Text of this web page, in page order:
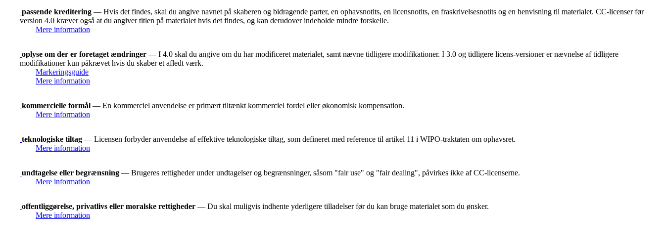
passende kreditering — Hvis det findes, skal du angive navnet på skaberen og bidragende parter, en ophavsnotits, en licensnotits, en fraskrivelsesnotits og en henvisning til materialet. CC-licenser før
version 4.0 kræver også at du angiver titlen på materialet hvis det findes, og kan derudover indeholde mindre forskelle.
Mere information
oplyse om der er foretaget ændringer — I 4.0 skal du angive om du har modificeret materialet, samt nævne tidligere modifikationer. I 3.0 og tidligere licens-versioner er nævnelse af tidligere
modifikationer kun påkrævet hvis du skaber et afledt værk.
Markeringsguide
Mere information
kommercielle formål — En kommerciel anvendelse er primært tiltænkt kommerciel fordel eller økonomisk kompensation.
Mere information
teknologiske tiltag — Licensen forbyder anvendelse af effektive teknologiske tiltag, som defineret med reference til artikel 11 i WIPO-traktaten om ophavsret.
Mere information
undtagelse eller begrænsning — Brugeres rettigheder under undtagelser og begrænsninger, såsom "fair use" og "fair dealing", påvirkes ikke af CC-licenserne.
Mere information
offentliggørelse, privatlivs eller moralske rettigheder — Du skal muligvis indhente yderligere tilladelser før du kan bruge materialet som du ønsker.
Mere information